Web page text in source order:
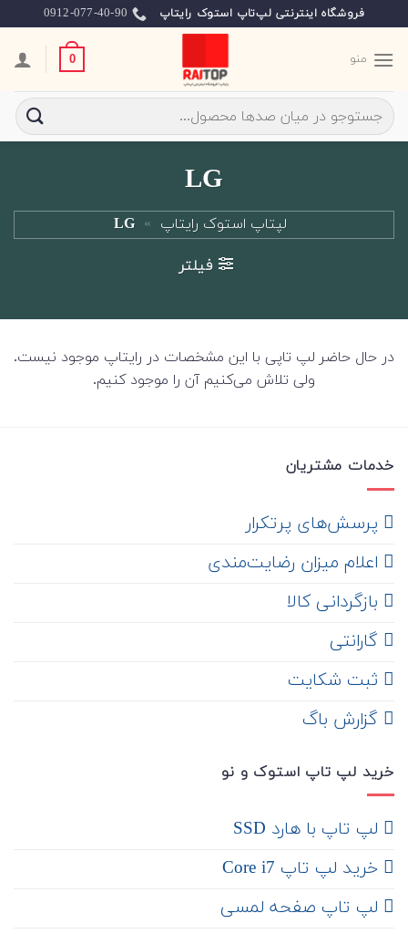
to
content
فروشگاه اینترنتی لپ‌تاپ استوک رایتاپ 0912-077-40-90
منو 0
جستجو
برای:
LG
لپتاپ استوک رایتاپ »
LG
فیلتر
در حال حاضر لپ تاپی با این مشخصات در رایتاپ موجود نیست.
ولی تلاش می‌کنیم آن را موجود کنیم.
خدمات مشتریان
‌ پرسش‌های پرتکرار
اعلام میزان رضایت‌مندی
‌ بازگردانی کالا
گارانتی
ثبت شکایت
‌ گزارش باگ
خرید لپ تاپ استوک و نو
لپ تاپ با هارد SSD
خرید لپ تاپ Core i7
لپ تاپ صفحه لمسی